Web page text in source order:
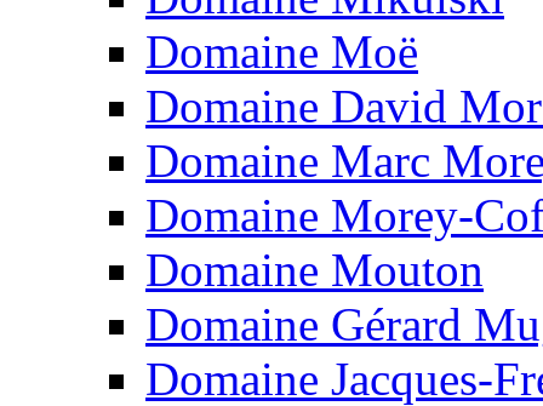
Domaine Moë
Domaine David
Domaine Marc
Domaine Morey-
Domaine Mouton
Domaine Gérard
Domaine Jacques-